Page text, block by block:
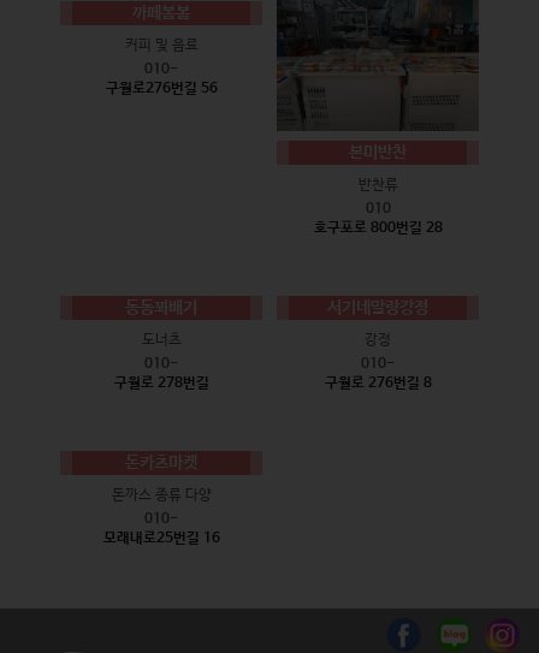
까페봄봄
커피 및 음료
010-
구월로276번길 56
본미반찬
반찬류
010
호구포로 800번길 28
동동꽈배기
도너츠
010-
구월로 278번길
서기네말랑강정
강정
010-
구월로 276번길 8
돈카츠마켓
돈까스 종류 다양
010-
모래내로25번길 16